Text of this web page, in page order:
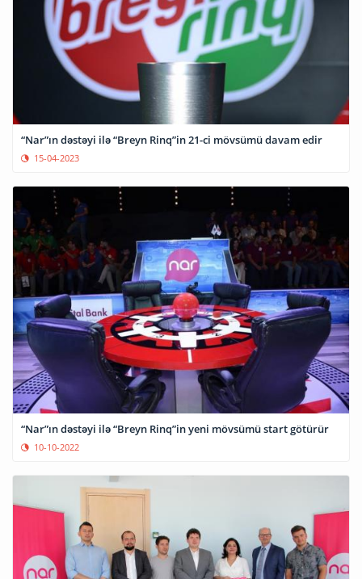
“Nar”ın dəstəyi ilə “Breyn Rinq”in 21-ci mövsümü davam edir
15-04-2023
10-10-2022